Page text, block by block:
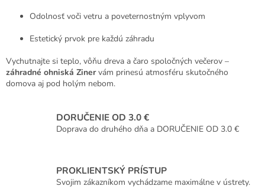
Odolnosť voči vetru a poveternostným vplyvom
Estetický prvok pre každú záhradu
Vychutnajte si teplo, vôňu dreva a čaro spoločných večerov –
záhradné ohniská Zinervám prinesú atmosféru skutočného
domova aj pod holým nebom.
DORUČENIE OD 3.0 €
Doprava do druhého dňa a DORUČENIE OD 3.0 €
PROKLIENTSKÝ PRÍSTUP
Svojim zákazníkom vychádzame maximálne v ústrety.